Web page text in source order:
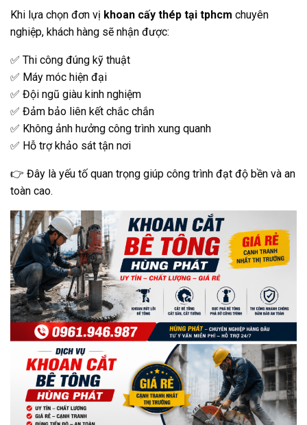
Khi lựa chọn đơn vị khoan cấy thép tại tphcm chuyên
nghiệp, khách hàng sẽ nhận được:
✅ Thi công đúng kỹ thuật
✅ Máy móc hiện đại
✅ Đội ngũ giàu kinh nghiệm
✅ Đảm bảo liên kết chắc chắn
✅ Không ảnh hưởng công trình xung quanh
✅ Hỗ trợ khảo sát tận nơi
👉 Đây là yếu tố quan trọng giúp công trình đạt độ bền và an
toàn cao.